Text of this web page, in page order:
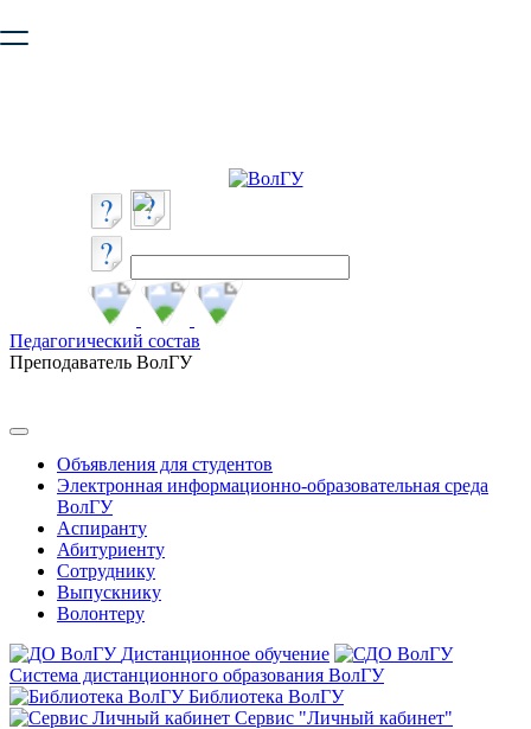
безопасную работу с сайтом. Пожалуйста
Педагогический состав
Преподаватель ВолГУ
Объявления для студентов
Электронная информационно-образовательная среда
ВолГУ
Аспиранту
Абитуриенту
Сотруднику
Выпускнику
Волонтеру
Дистанционное обучение
Система дистанционного образования ВолГУ
Библиотека ВолГУ
Сервис "Личный кабинет"